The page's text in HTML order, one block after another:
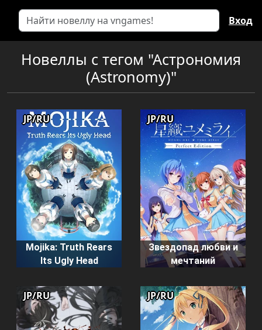
Вход
Новеллы с тегом "Астрономия
(Astronomy)"
Mojika: Truth Rears
Its Ugly Head
JP/RU
Звездопад любви и
мечтаний
JP/RU
JP/RU JP/RU